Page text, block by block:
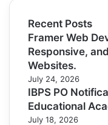
Recent Posts
Framer Web
Responsive,
Websites.
July 24, 2026
IBPS PO
Educational
July 18, 2026